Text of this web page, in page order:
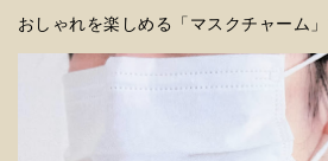
おしゃれを楽しめる「マスクチャーム」